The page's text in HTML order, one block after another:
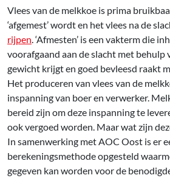
Vlees van de melkkoe is prima
‘afgemest’ wordt en het vlees na de
rijpen . ‘Afmesten’ is een vakterm die
voorafgaand aan de slacht met behulp
gewicht krijgt en goed bevleesd raakt
Het produceren van vlees van de
inspanning van boer en verwerker.
bereid zijn om deze inspanning te
ook vergoed worden. Maar wat zijn
In samenwerking met AOC Oost is er
berekeningsmethode opgesteld
gegeven kan worden voor de